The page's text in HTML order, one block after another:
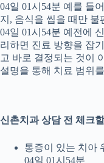
04일 01시54분 예를 들
지, 음식을 씹을 때만 불
04일 01시54분 예전에
리하면 진료 방향을 잡
고 바로 결정되는 것이
설명을 통해 치료 범위
신촌치과 상담 전 체크
통증이 있는 치아
04일 01시54분